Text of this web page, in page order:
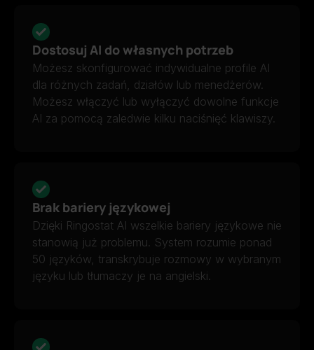
Dostosuj AI do własnych potrzeb
Możesz skonfigurować indywidualne profile AI
dla różnych zadań, działów lub menedżerów.
Możesz włączyć lub wyłączyć dowolne funkcje
AI za pomocą zaledwie kilku naciśnięć klawiszy.
Brak bariery językowej
Dzięki Ringostat AI wszelkie bariery językowe nie
stanowią już problemu. System rozumie ponad
50 języków, transkrybuje rozmowy w wybranym
języku lub tłumaczy je na angielski.